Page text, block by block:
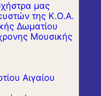
μας
της Κ.Ο.Α.
Δωματίου
Μουσικής
Αιγαίου
Νιάρχος